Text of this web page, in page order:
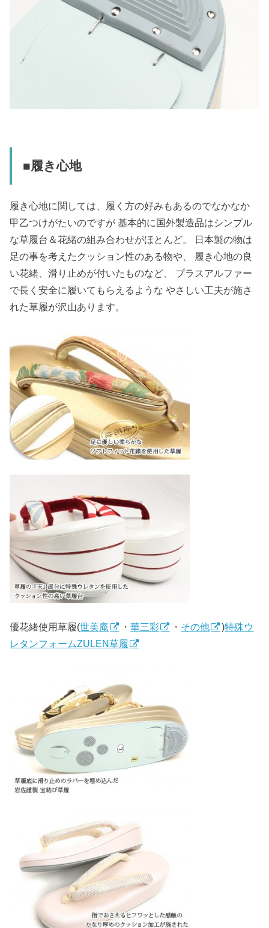
■履き心地
履き心地に関しては、履く方の好みもあるのでなかなか
甲乙つけがたいのですが 基本的に国外製造品はシンプル
な草履台＆花緒の組み合わせがほとんど。 日本製の物は
足の事を考えたクッション性のある物や、 履き心地の良
い花緒、滑り止めが付いたものなど、 プラスアルファー
で長く安全に履いてもらえるような やさしい工夫が施さ
れた草履が沢山あります。
優花緒使用草履(世美庵 ・華三彩 ・ その他 )特殊ウ
レタンフォームZULEN草履